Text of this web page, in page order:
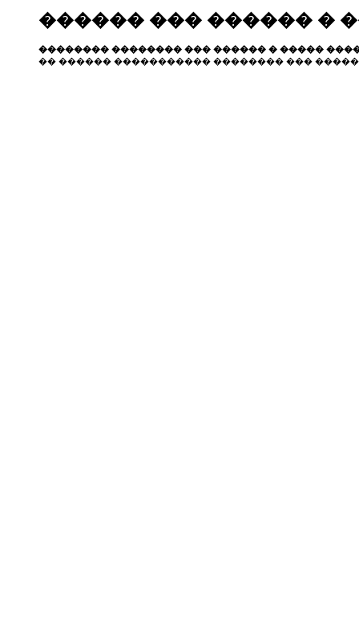
������ ��� ������ �
�������� �������� ��� ������ � �����
�� ������ ����������� �������� ���